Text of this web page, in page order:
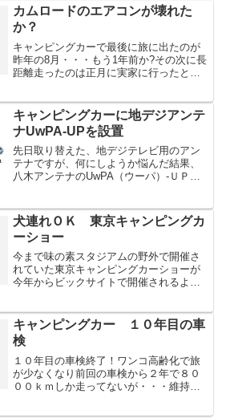
クルライ...LEDライトでリモコン付き。3
段階に明...
カムロードのエアコンが壊れた
か？
キャンピングカーで最後に旅に出たのが
昨年の8月・・・もう1年前か?その次に長
距離走ったのは正月に実家に行ったと
ンピングカーは使っていなかった。壊れ
ないように定期的...
キャンピングカーに地デジアンテ
ナUwPA-UPを設置
先日取り替えた、地デジテレビ用のアン
テナですが、何にしようか悩んだ結果、
八木アンテナのUwPA（ウーパ）-ＵＰに
り付けている方が多いのでこれにしよう
かと思いましたが、...
犬連れＯＫ 東京キャンピングカ
ーショー
今まで味の素スタジアムの野外で開催さ
れていた東京キャンピングカーショーが
今年からビックサイトで開催されるよう
が大変だと思いますが、今年はビックサ
イトなので空調あるのでワ...
キャンピングカー １０年目の車
検
１０年目の車検終了！ワンコ高齢化で旅
が少なくなり前回の車検から２年で８０
００ｋｍしか走ってないが・・・維持費